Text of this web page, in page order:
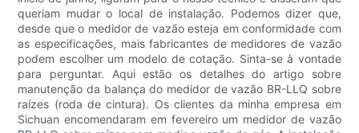
queriam mudar o local de instalação. Podemos dizer que,
desde que o medidor de vazão esteja em conformidade com
as especificações, mais fabricantes de medidores de vazão
podem escolher um modelo de cotação. Sinta-se à vontade
para perguntar. Aqui estão os detalhes do artigo sobre
manutenção da balança do medidor de vazão BR-LLQ sobre
raízes (roda de cintura). Os clientes da minha empresa em
Sichuan encomendaram em fevereiro um medidor de vazão